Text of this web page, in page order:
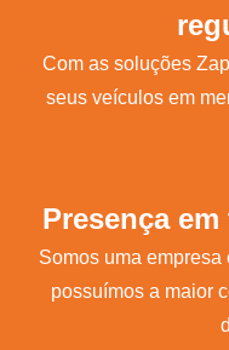
Com as soluções
seus veículos em
Presença em
Somos uma
possuímos a maior